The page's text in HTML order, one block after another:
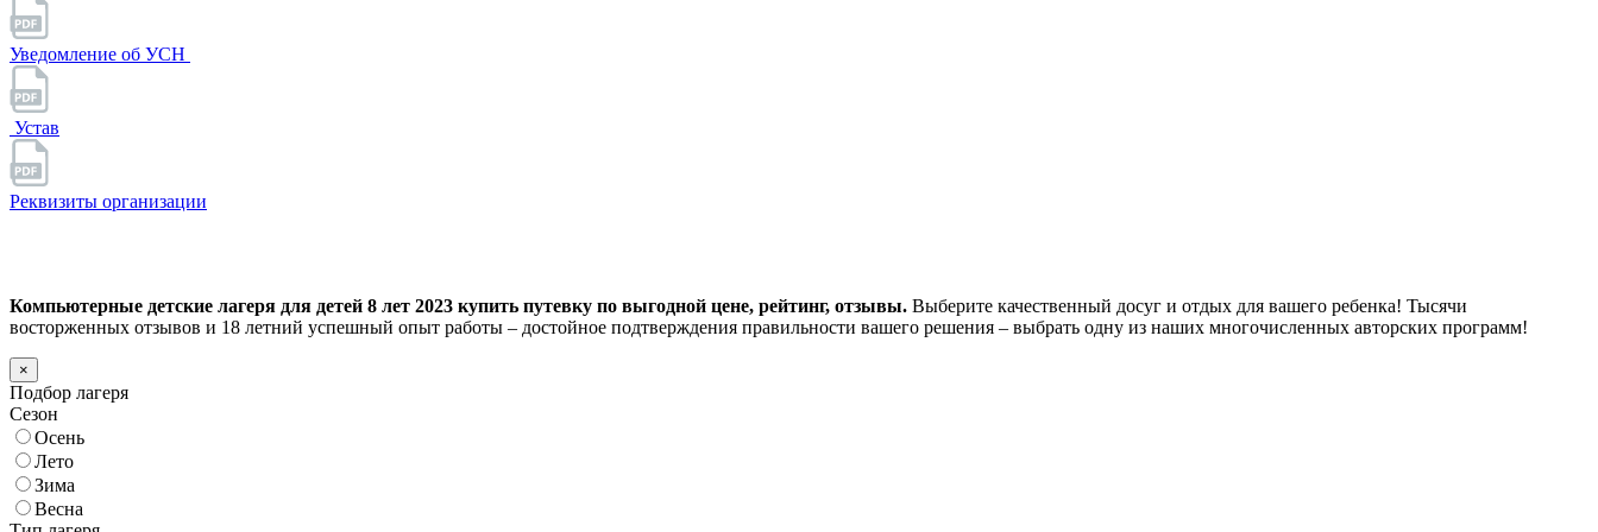
Уведомление об УСН
Устав
Реквизиты организации
Компьютерные детские лагеря для детей 8 лет 2023 купить путевку по выгодной цене, рейтинг, отзывы. Выберите качественный досуг и отдых для вашего ребенка! Тысячи
восторженных отзывов и 18 летний успешный опыт работы – достойное подтверждения правильности вашего решения – выбрать одну из наших многочисленных авторских программ!
×
Подбор лагеря
Сезон
Осень
Лето
Зима
Весна